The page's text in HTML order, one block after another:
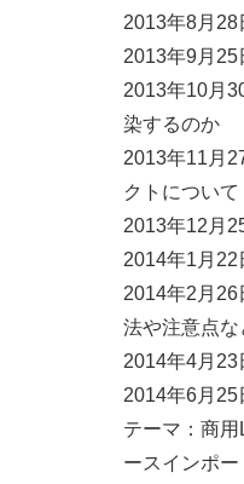
2013年8月28
2013年9月25
2013年10月
染するのか
2013年11月
クトについて
2013年12月
2014年1月22
2014年2月26
法や注意点な
2014年4月23
2014年6月25
テーマ：商
ースインポ